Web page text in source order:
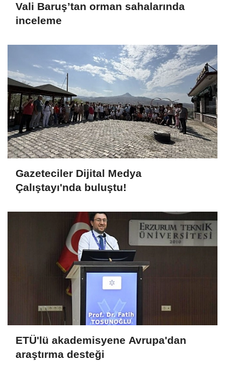
Vali Baruş’tan orman sahalarında
inceleme
Gazeteciler Dijital Medya
Çalıştayı'nda buluştu!
ETÜ'lü akademisyene Avrupa'dan
araştırma desteği